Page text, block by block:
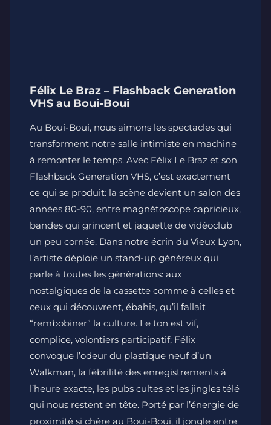
Félix Le Braz – Flashback Generation
VHS au Boui-Boui
Au Boui-Boui, nous aimons les spectacles qui
transforment notre salle intimiste en machine
à remonter le temps. Avec Félix Le Braz et son
Flashback Generation VHS, c’est exactement
ce qui se produit: la scène devient un salon des
années 80-90, entre magnétoscope capricieux,
bandes qui grincent et jaquette de vidéoclub
un peu cornée. Dans notre écrin du Vieux Lyon,
l’artiste déploie un stand-up généreux qui
parle à toutes les générations: aux
nostalgiques de la cassette comme à celles et
ceux qui découvrent, ébahis, qu’il fallait
“rembobiner” la culture. Le ton est vif,
complice, volontiers participatif; Félix
convoque l’odeur du plastique neuf d’un
Walkman, la fébrilité des enregistrements à
l’heure exacte, les pubs cultes et les jingles télé
qui nous restent en tête. Porté par l’énergie de
proximité si chère au Boui-Boui, il jongle entre